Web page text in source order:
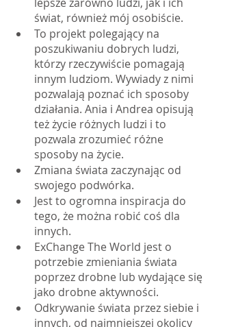
świat, również mój osobiście.
To projekt polegający na
poszukiwaniu dobrych ludzi,
którzy rzeczywiście pomagają
innym ludziom. Wywiady z nimi
pozwalają poznać ich sposoby
działania. Ania i Andrea opisują
też życie różnych ludzi i to
pozwala zrozumieć różne
sposoby na życie.
Zmiana świata zaczynając od
swojego podwórka.
Jest to ogromna inspiracja do
tego, że można robić coś dla
innych.
ExChange The World jest o
potrzebie zmieniania świata
poprzez drobne lub wydające się
jako drobne aktywności.
Odkrywanie świata przez siebie i
innych, od najmniejszej okolicy